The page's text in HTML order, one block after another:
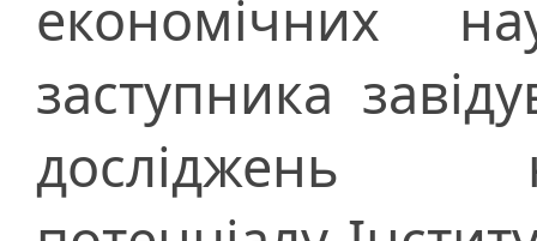
економічних
заступника
досліджень